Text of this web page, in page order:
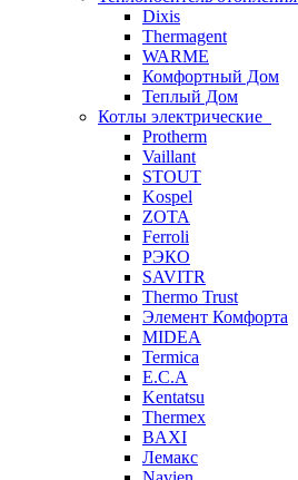
Dixis
Thermagent
WARME
Комфортный Дом
Теплый Дом
Котлы электрические
Protherm
Vaillant
STOUT
Kospel
ZOTA
Ferroli
РЭКО
SAVITR
Thermo Trust
Элемент Комфорта
MIDEA
Termica
E.C.A
Kentatsu
Thermex
BAXI
Лемакс